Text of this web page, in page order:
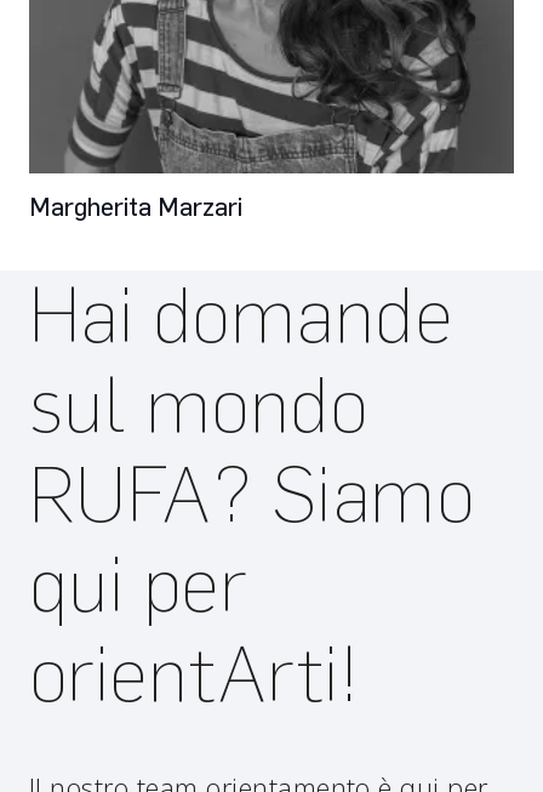
Margherita Marzari
Hai domande
sul mondo
RUFA? Siamo
qui per
orientArti!